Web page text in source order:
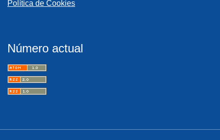
Política de Cookies
Número actual